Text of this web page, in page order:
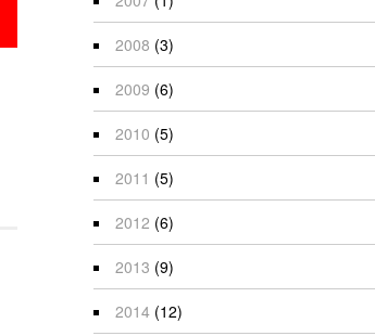
2008 (3)
2009 (6)
2010 (5)
2011 (5)
2012 (6)
2013 (9)
2014 (12)